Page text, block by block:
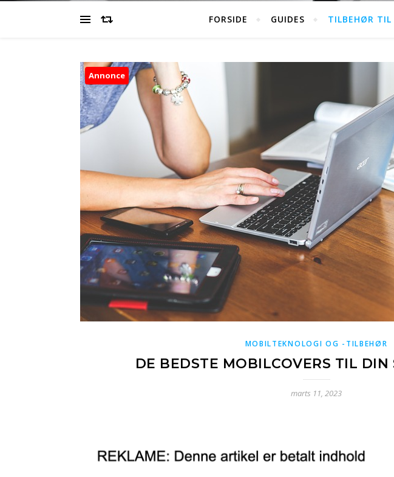
FORSIDE GUIDES TILBEHØR TIL
Annonce
MOBILTEKNOLOGI OG -TILBEHØR
DE BEDSTE MOBILCOVERS TIL DIN
marts 11, 2023